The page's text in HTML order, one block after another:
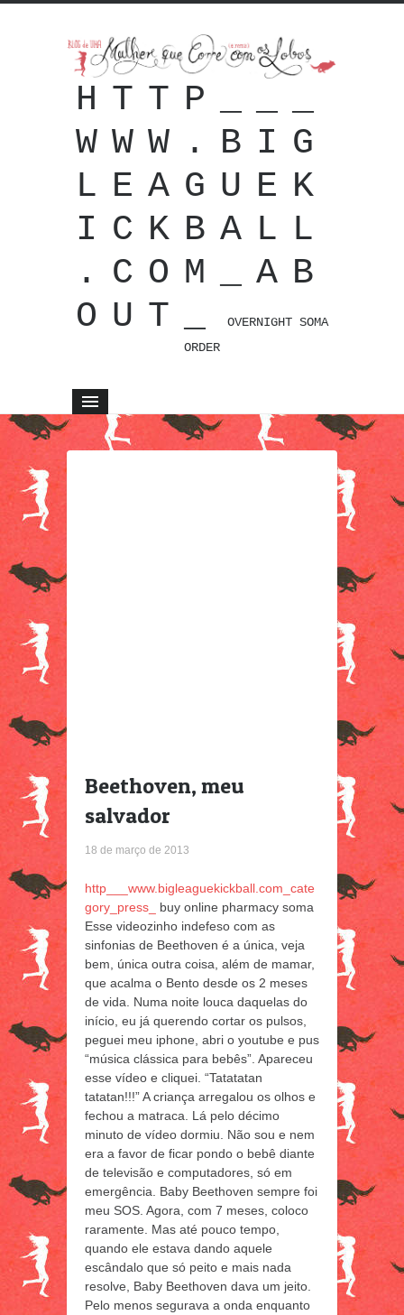
HTTP___
WWW.BIG
LEAGUEK
ICKBALL
.COM_AB
OUT_
OVERNIGHT SOMA
ORDER
Beethoven, meu
salvador
18 de março de 2013
http___www.bigleaguekickball.com_cate
gory_press_
buy online pharmacy soma
Esse videozinho indefeso com as
sinfonias de Beethoven é a única, veja
bem, única outra coisa, além de mamar,
que acalma o Bento desde os 2 meses
de vida. Numa noite louca daquelas do
início, eu já querendo cortar os pulsos,
peguei meu iphone, abri o youtube e pus
“música clássica para bebês”. Apareceu
esse vídeo e cliquei. “Tatatatan
tatatan!!!” A criança arregalou os olhos e
fechou a matraca. Lá pelo décimo
minuto de vídeo dormiu. Não sou e nem
era a favor de ficar pondo o bebê diante
de televisão e computadores, só em
emergência. Baby Beethoven sempre foi
meu SOS. Agora, com 7 meses, coloco
raramente. Mas até pouco tempo,
quando ele estava dando aquele
escândalo que só peito e mais nada
resolve, Baby Beethoven dava um jeito.
Pelo menos segurava a onda enquanto